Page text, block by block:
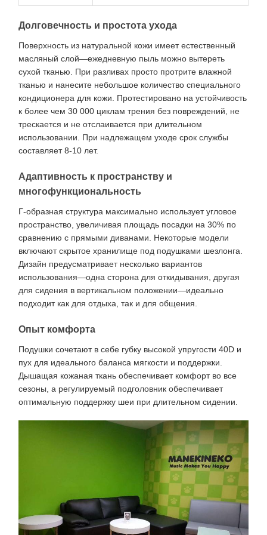
Долговечность и простота ухода
Поверхность из натуральной кожи имеет естественный
масляный слой—ежедневную пыль можно вытереть
сухой тканью. При разливах просто протрите влажной
тканью и нанесите небольшое количество специального
кондиционера для кожи. Протестировано на устойчивость
к более чем 30 000 циклам трения без повреждений, не
трескается и не отслаивается при длительном
использовании. При надлежащем уходе срок службы
составляет 8-10 лет.
Адаптивность к пространству и
многофункциональность
Г-образная структура максимально использует угловое
пространство, увеличивая площадь посадки на 30% по
сравнению с прямыми диванами. Некоторые модели
включают скрытое хранилище под подушками шезлонга.
Дизайн предусматривает несколько вариантов
использования—одна сторона для откидывания, другая
для сидения в вертикальном положении—идеально
подходит как для отдыха, так и для общения.
Опыт комфорта
Подушки сочетают в себе губку высокой упругости 40D и
пух для идеального баланса мягкости и поддержки.
Дышащая кожаная ткань обеспечивает комфорт во все
сезоны, а регулируемый подголовник обеспечивает
оптимальную поддержку шеи при длительном сидении.